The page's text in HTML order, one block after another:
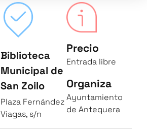
Biblioteca
Municipal de
San Zoilo
Plaza Fernández
Viagas, s/n
Precio
Entrada libre
Organiza
Ayuntamiento
de Antequera